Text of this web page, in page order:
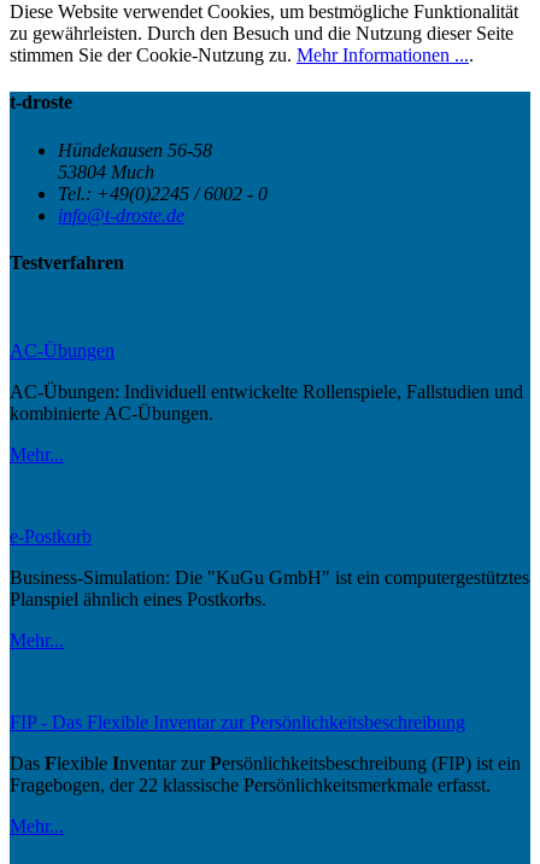
Diese Website verwendet Cookies, um bestmögliche Funktionalität
zu gewährleisten. Durch den Besuch und die Nutzung dieser Seite
stimmen Sie der Cookie-Nutzung zu. Mehr Informationen ....
t-droste
Hündekausen 56-58
53804 Much
Tel.: +49(0)2245 / 6002 - 0
info@t-droste.de
Testverfahren
AC-Übungen
AC-Übungen: Individuell entwickelte Rollenspiele, Fallstudien und
kombinierte AC-Übungen.
Mehr...
e-Postkorb
Business-Simulation: Die "KuGu GmbH" ist ein computergestütztes
Planspiel ähnlich eines Postkorbs.
Mehr...
FIP - Das Flexible Inventar zur Persönlichkeitsbeschreibung
Das Flexible Inventar zurPersönlichkeitsbeschreibung (FIP) ist ein
Fragebogen, der 22 klassische Persönlichkeitsmerkmale erfasst.
Mehr...